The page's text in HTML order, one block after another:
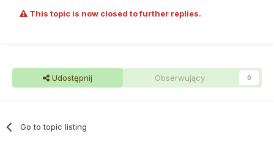
This topic is now closed to further replies.
Udostępnij Obserwujący 0
Go to topic listing